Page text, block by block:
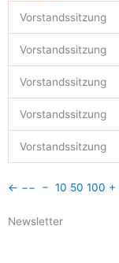
Vorstandssitzung
Vorstandssitzung
Vorstandssitzung
Vorstandssitzung
Vorstandssitzung
← −− − 10 50 100 +
Newsletter